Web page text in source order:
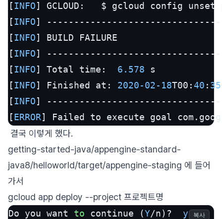
[INFO] GCLOUD:   $ gcloud config
[INFO]
[INFO] BUILD FAILURE
[INFO]
[INFO] Total time: 6.578 s
[INFO] Finished at: 2020-02-18T00:40 : 35
[INFO]
[ERROR] Failed to execute goal
결국 이렇게 했다.
getting-started-java/appengine-standard-
java8/helloworld/target/appengine-staging 에 들어
가서
gcloud app deploy --project 프로젝트명
Do you want to continue (Y/n)? y 복사